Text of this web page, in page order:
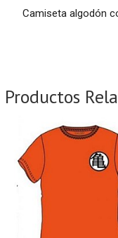
Camiseta algodón
Productos